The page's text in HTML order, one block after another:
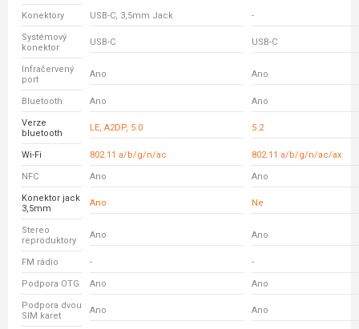
Konektory USB-C, 3,5mm Jack -
Systémový
konektor
USB-C USB-C
Infračervený
port
Ano Ano
Bluetooth Ano Ano
Verze
bluetooth
LE, A2DP, 5.0 5.2
Wi-Fi 802.11 a/b/g/n/ac 802.11 a/b/g/n/ac/ax
NFC Ano Ano
Konektor jack
3,5mm
Ano Ne
Stereo
reproduktory
Ano Ano
FM rádio - -
Podpora OTG Ano Ano
Podpora dvou
SIM karet
Ano Ano